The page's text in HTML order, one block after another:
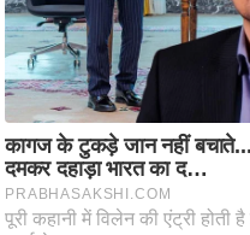
य
प
र
स
मी
क्षा
ध